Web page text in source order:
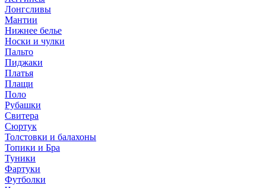
Лонгсливы
Мантии
Нижнее белье
Носки и чулки
Пальто
Пиджаки
Платья
Плащи
Поло
Рубашки
Свитера
Сюртук
Толстовки и балахоны
Топики и Бра
Туники
Фартуки
Футболки